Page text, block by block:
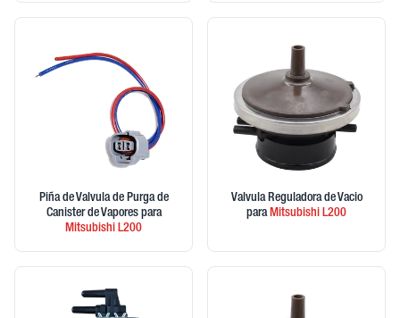
Piña de Valvula de Purga de
Canister de Vapores para
Mitsubishi L200
Valvula Reguladora de Vacio
paraMitsubishi L200